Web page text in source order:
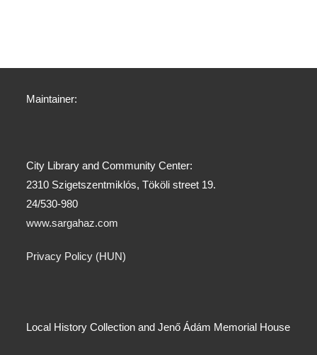
Maintainer:
City Library and Community Center:
2310 Szigetszentmiklós, Tököli street 19.
24/530-980
www.sargahaz.com
Privacy Policy (HUN)
Local History Collection and Jenő Ádám Memorial House